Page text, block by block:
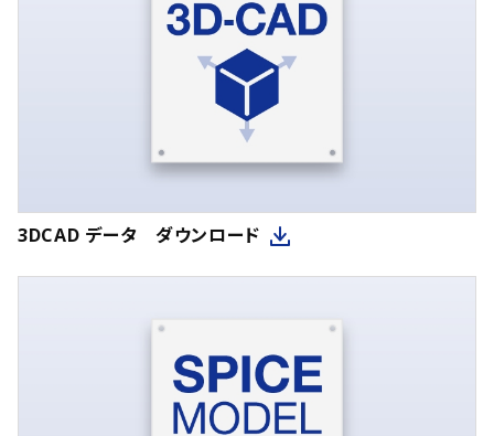
3DCAD データ ダウンロード